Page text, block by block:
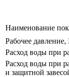
Наименование
Рабочее
Расход воды при
Расход воды при
и защитной